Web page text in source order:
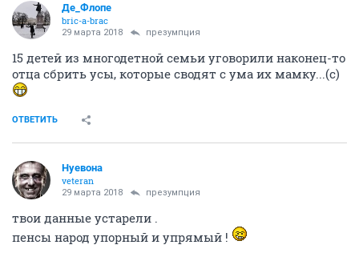
Де_Флопе
bric-a-brac
29 марта 2018 презумпция
15 детей из многодетной семьи уговорили наконец-то
отца сбрить усы, которые сводят с ума их мамку...(с)
ОТВЕТИТЬ
Нуевона
veteran
29 марта 2018 презумпция
твои данные устарели .
пенсы народ упорный и упрямый !